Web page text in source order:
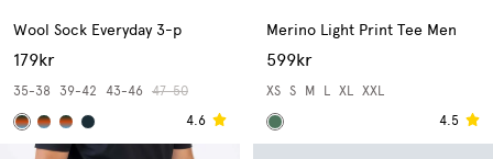
Wool Sock Everyday 3-p
179kr
35-38 39-42 43-46
47-50
4.6
Merino Light Print Tee Men
599kr
XS S M L XL
XXL
4.5